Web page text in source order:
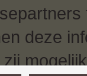
deze